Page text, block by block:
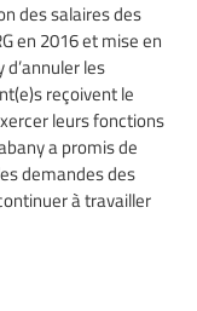
des salaires des
en 2016 et mise en
les
reçoivent le
leurs fonctions
a promis de
demandes des
à travailler